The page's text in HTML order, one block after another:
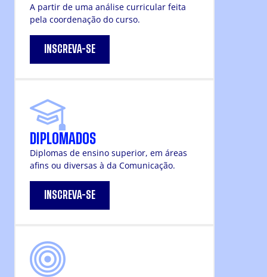
A partir de uma análise curricular feita
pela coordenação do curso.
INSCREVA-SE
DIPLOMADOS
Diplomas de ensino superior, em áreas
afins ou diversas à da Comunicação.
INSCREVA-SE